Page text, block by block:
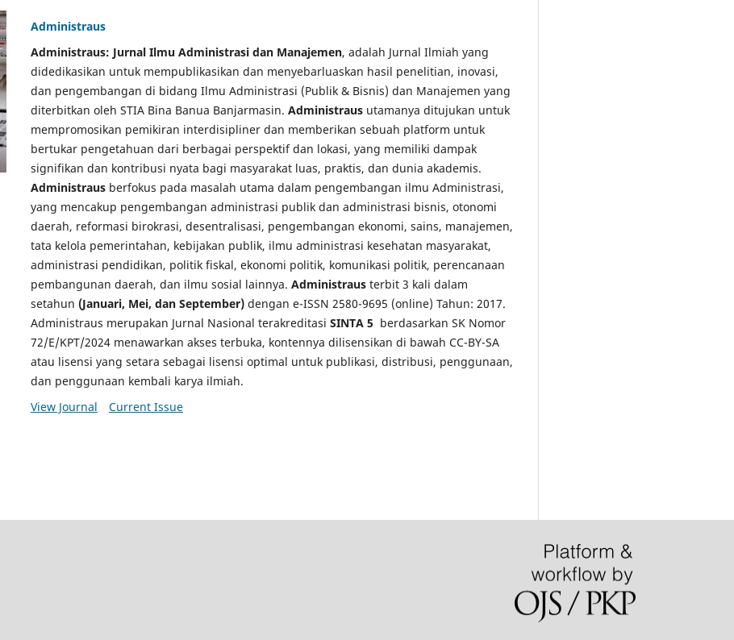
Administraus
Administraus: Jurnal Ilmu Administrasi dan Manajemen, adalah Jurnal Ilmiah yang
didedikasikan untuk mempublikasikan dan menyebarluaskan hasil penelitian, inovasi,
dan pengembangan di bidang Ilmu Administrasi (Publik & Bisnis) dan Manajemen yang
diterbitkan oleh STIA Bina Banua Banjarmasin. Administraus utamanya ditujukan untuk
mempromosikan pemikiran interdisipliner dan memberikan sebuah platform untuk
bertukar pengetahuan dari berbagai perspektif dan lokasi, yang memiliki dampak
signifikan dan kontribusi nyata bagi masyarakat luas, praktis, dan dunia akademis.
Administraus berfokus pada masalah utama dalam pengembangan ilmu Administrasi,
yang mencakup pengembangan administrasi publik dan administrasi bisnis, otonomi
daerah, reformasi birokrasi, desentralisasi, pengembangan ekonomi, sains, manajemen,
tata kelola pemerintahan, kebijakan publik, ilmu administrasi kesehatan masyarakat,
administrasi pendidikan, politik fiskal, ekonomi politik, komunikasi politik, perencanaan
pembangunan daerah, dan ilmu sosial lainnya. Administraus terbit 3 kali dalam
setahun (Januari, Mei, dan September) dengan e-ISSN 2580-9695 (online) Tahun: 2017.
Administraus merupakan Jurnal Nasional terakreditasi SINTA 5 berdasarkan SK Nomor
72/E/KPT/2024 menawarkan akses terbuka, kontennya dilisensikan di bawah CC-BY-SA
atau lisensi yang setara sebagai lisensi optimal untuk publikasi, distribusi, penggunaan,
dan penggunaan kembali karya ilmiah.
View Journal
Current Issue